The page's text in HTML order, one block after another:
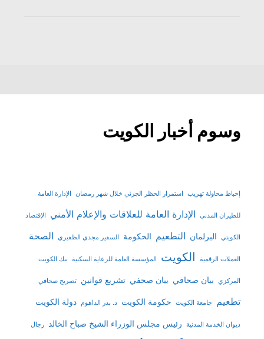
وسوم أخبار الكويت
إحباط محاولة تهريب استمرار الحظر الجزئي خلال شهر رمضان الإدارة العامة
للطيران المدني الإدارة العامة للعلاقات والإعلام الأمني الإقتصاد
الكويتي البرلمان التطعيم الحكومة السفير مجدي الظفيري الصحة
العملات الرقمية الكويت المؤسسة العامة للرعاية السكنية بنك الكويت
المركزي بيان صحافي بيان صحفي تشريع قوانين تصريح صحافي
تطعيم جامعة الكويت حكومة الكويت د. بدر الداهوم دولة الكويت
ديوان الخدمة المدنية رئيس مجلس الوزراء الشيخ صباح الخالد رجال